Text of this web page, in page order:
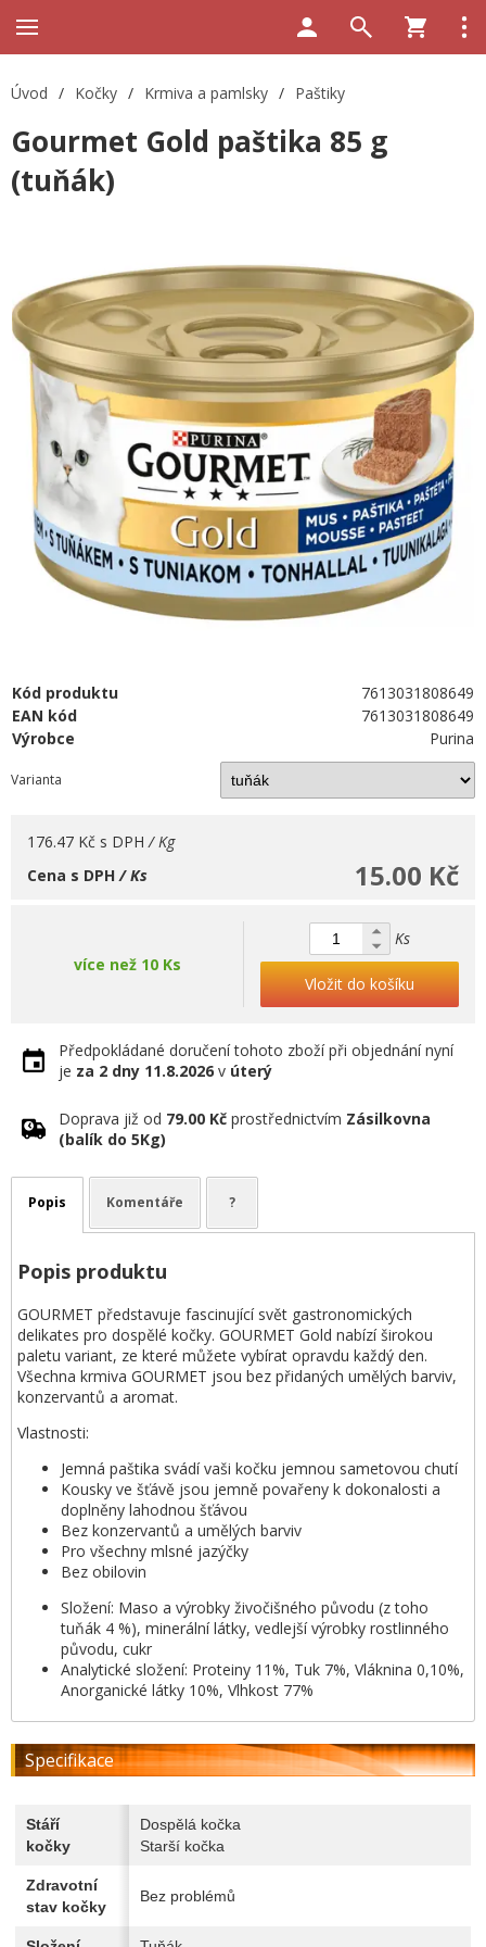
Úvod / Kočky / Krmiva a pamlsky / Paštiky
Gourmet Gold paštika 85 g
(tuňák)
Kód produktu
7613031808649
EAN kód
7613031808649
Výrobce
Purina
Varianta
176.47 Kč s DPH / Kg
15.00 Kč
Cena s DPH/ Ks
více než 10 Ks
Ks
Vložit do košíku
Předpokládané doručení tohoto zboží při objednání nyní
je za 2 dny 11.8.2026 v úterý
Doprava již od 79.00 Kč prostřednictvím Zásilkovna
(balík do 5Kg)
Popis Komentáře ?
Popis produktu
GOURMET představuje fascinující svět gastronomických
delikates pro dospělé kočky. GOURMET Gold nabízí širokou
paletu variant, ze které můžete vybírat opravdu každý den.
Všechna krmiva GOURMET jsou bez přidaných umělých barviv,
konzervantů a aromat.
Vlastnosti:
Jemná paštika svádí vaši kočku jemnou sametovou chutí
Kousky ve šťávě jsou jemně povařeny k dokonalosti a
doplněny lahodnou šťávou
Bez konzervantů a umělých barviv
Pro všechny mlsné jazýčky
Bez obilovin
Složení: Maso a výrobky živočišného původu (z toho
tuňák 4 %), minerální látky, vedlejší výrobky rostlinného
původu, cukr
Analytické složení: Proteiny 11%, Tuk 7%, Vláknina 0,10%,
Anorganické látky 10%, Vlhkost 77%
Specifikace
Stáří
kočky
Dospělá kočka
Starší kočka
Zdravotní
stav kočky
Bez problémů